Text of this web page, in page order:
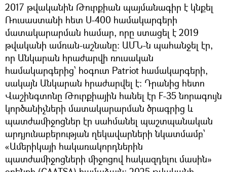
2017 թվականին Թուրքիան պայմանագիր է կնքել
Ռուսաստանի հետ Ս-400 համակարգերի
մատակարարման համար, որը ստացել է 2019
թվականի ամռան-աշնանը։ ԱՄՆ-ն պահանջել էր,
որ Անկարան հրաժարվի ռուսական
համակարգերից՝ հօգուտ Patriot համակարգերի,
սակայն Անկարան հրաժարվել է։ Դրանից հետո
Վաշինգտոնը Թուրքիային հանել էր F-35 նորագույն
կործանիչների մատակարարման ծրագրից և
պատժամիջոցներ էր սահմանել պաշտպանական
արդյունաբերության ղեկավարների նկատմամբ՝
«Ամերիկայի հակառակորդներին
պատժամիջոցների միջոցով հակազդելու մասին»